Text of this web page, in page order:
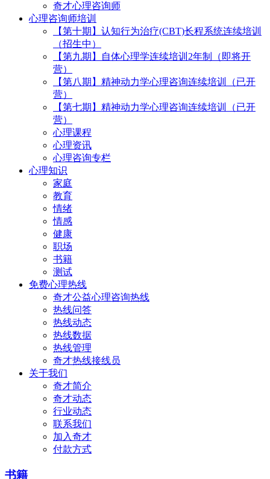
奇才心理咨询师
心理咨询师培训
【第十期】认知行为治疗(CBT)长程系统连续培训
（招生中）
【第九期】自体心理学连续培训2年制（即将开
营）
【第八期】精神动力学心理咨询连续培训（已开
营）
【第七期】精神动力学心理咨询连续培训（已开
营）
心理课程
心理资讯
心理咨询专栏
心理知识
家庭
教育
情绪
情感
健康
职场
书籍
测试
免费心理热线
奇才公益心理咨询热线
热线问答
热线动态
热线数据
热线管理
奇才热线接线员
关于我们
奇才简介
奇才动态
行业动态
联系我们
加入奇才
付款方式
书籍